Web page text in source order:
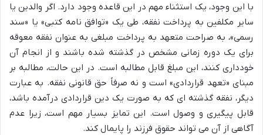
با این وجود، یک استثناء مهم در این قاعده وجود دارد. اگر والدین یا
سایر مکلفین به پرداخت نفقه، طی یک «توافق نامه کتبی» یا «سند
رسمی»، به صراحت متعهد به پرداخت مبلغی به عنوان نفقه معوقه
برای یک دوره زمانی مشخص در گذشته شده باشند و از انجام آن
خودداری کنند، این مبلغ قابل مطالبه است. در این حالت، مطالبه بر
مبنای «تعهد قراردادی» است و نه صرفاً حق قانونی نفقه. به عبارت
دیگر، نفقه گذشته ای که به صورت یک دین قراردادی درآمده باشد،
قابل پیگیری و وصول است. این تمایز بسیار مهم است، زیرا عدم
آگاهی از آن می تواند حقوق فرزند را پایمال کند.